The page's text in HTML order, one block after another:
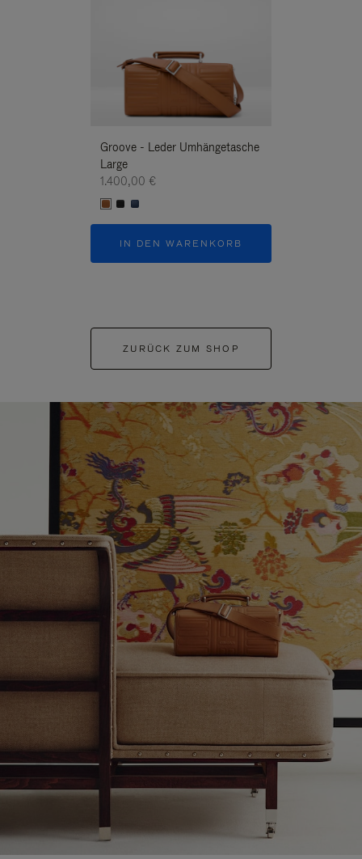
Groove - Leder Umhängetasche
Large
1.400,00 €
IN DEN WARENKORB
ZURÜCK ZUM SHOP